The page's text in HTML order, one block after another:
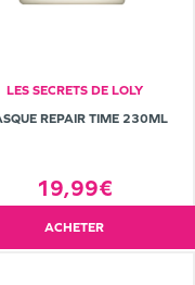
LES SECRETS DE LOLY
REPAIR TIME 230ML
19,99€
ACHETER